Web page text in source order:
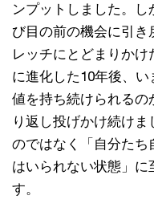
ンプットしました。
び目の前の機会に引き
レッチにとどまりか
に進化した10年後、
値を持ち続けられる
り返し投げかけ続けま
のではなく「自分たち
はいられない状態」
す。